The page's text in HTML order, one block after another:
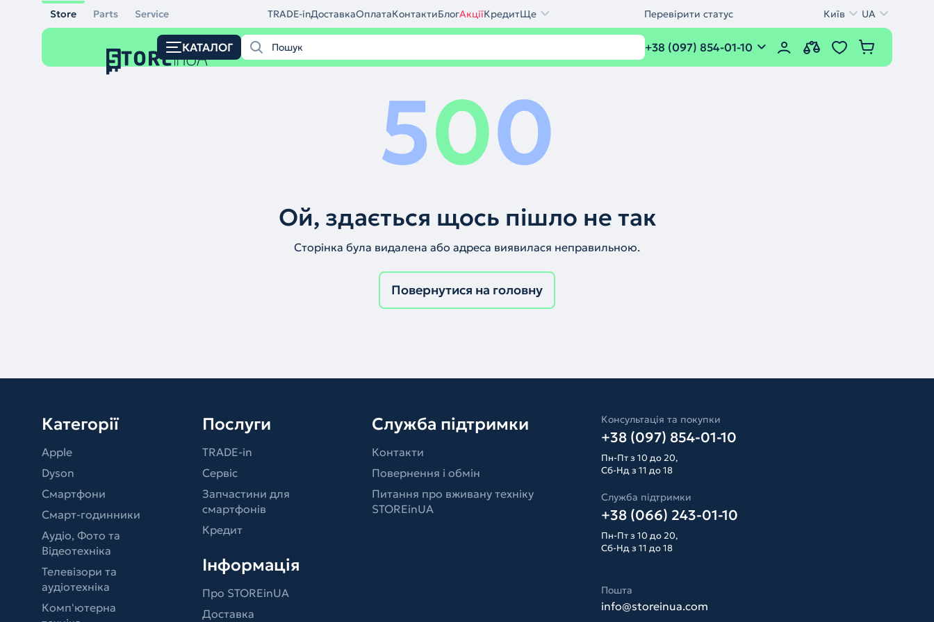
Store Parts Service TRADE-inДоставкаОплатаКонтактиБлогАкціїКредитЩе Перевірити статус Київ UA
КАТАЛОГ +38 (097) 854-01-10
500
Ой, здається щось пішло не так
Сторінка була видалена або адреса виявилася неправильною.
Повернутися на головну
Категорії
Apple
Dyson
Смартфони
Смарт-годинники
Аудіо, Фото та
Відеотехніка
Телевізори та
аудіотехніка
Комп'ютерна
Послуги
TRADE-in
Сервіс
Запчастини для
смартфонів
Кредит
Інформація
Про STOREinUA
Доставка
Служба підтримки
Контакти
Повернення і обмін
Питання про вживану техніку
STOREinUA
Консультація та покупки
+38 (097) 854-01-10
Пн-Пт з 10 до 20,
Сб-Нд з 11 до 18
Служба підтримки
+38 (066) 243-01-10
Пн-Пт з 10 до 20,
Сб-Нд з 11 до 18
Пошта
info@storeinua.com